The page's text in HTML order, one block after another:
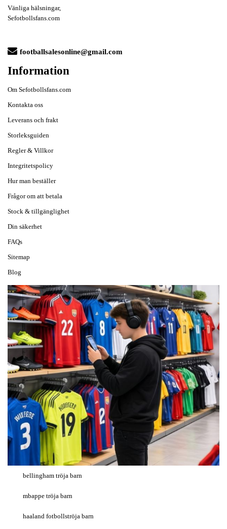
Vänliga hälsningar,
Sefotbollsfans.com
footballsalesonline@gmail.com
Information
Om Sefotbollsfans.com
Kontakta oss
Leverans och frakt
Storleksguiden
Regler & Villkor
Integritetspolicy
Hur man beställer
Frågor om att betala
Stock & tillgänglighet
Din säkerhet
FAQs
Sitemap
Blog
bellingham tröja barn
mbappe tröja barn
haaland fotbollströja barn